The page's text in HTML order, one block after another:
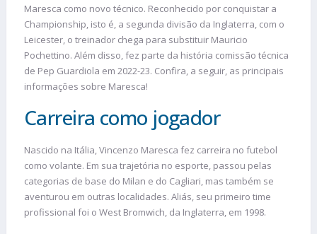
Maresca como novo técnico. Reconhecido por conquistar a
Championship, isto é, a segunda divisão da Inglaterra, com o
Leicester, o treinador chega para substituir Mauricio
Pochettino. Além disso, fez parte da história comissão técnica
de Pep Guardiola em 2022-23. Confira, a seguir, as principais
informações sobre Maresca!
Carreira como jogador
Nascido na Itália, Vincenzo Maresca fez carreira no futebol
como volante. Em sua trajetória no esporte, passou pelas
categorias de base do Milan e do Cagliari, mas também se
aventurou em outras localidades. Aliás, seu primeiro time
profissional foi o West Bromwich, da Inglaterra, em 1998.